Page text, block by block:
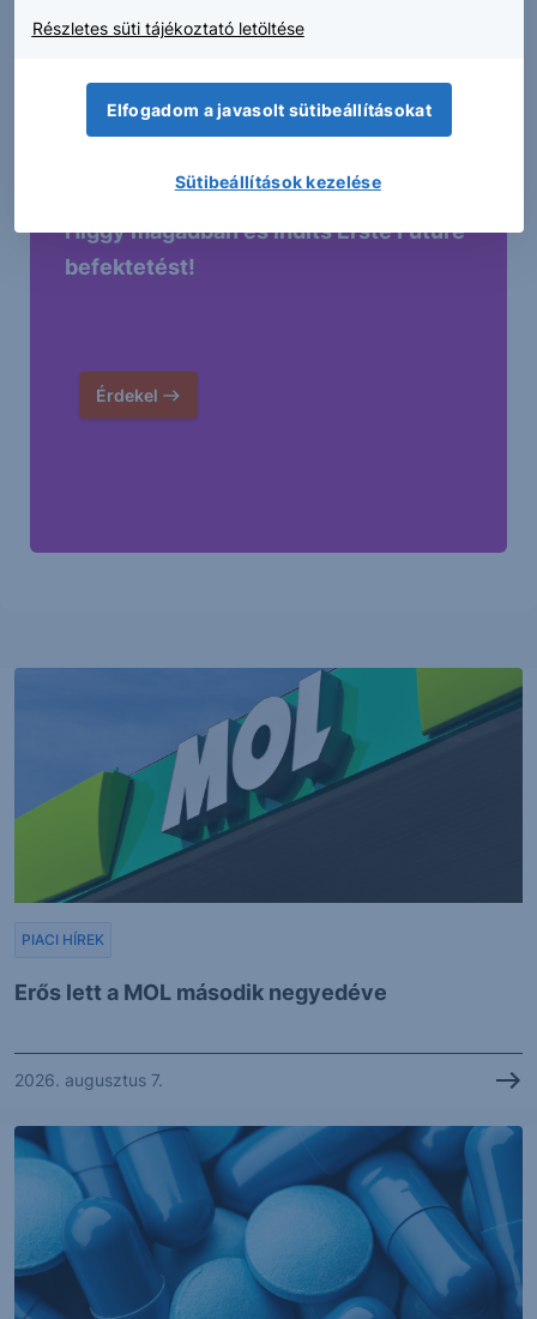
Higgy magadban és indíts Erste Future
befektetést!
Érdekel
Erős lett a MOL második negyedéve
PIACI HÍREK
2026. augusztus 7.
Részletes süti tájékoztató letöltése
Elfogadom a javasolt sütibeállításokat
Sütibeállítások kezelése